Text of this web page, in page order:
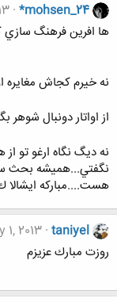
*mohsen_24
ها افرين فرهنگ سازي
نه خيرم كجاش مغايره
از اواتار دونبال شوهر
نه ديگ نگاه ارغو تو
نگفتي...هميشه بحث
هست....مباركه
taniyel
1, 2013
روزت مبارك عزيزم